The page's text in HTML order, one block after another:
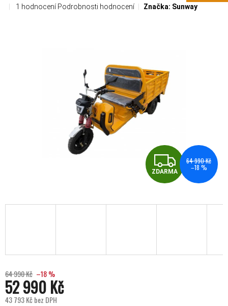
Průměrné hodnocení produktu je 5,0 z 5 hvězdiček.
1 hodnocení Podrobnosti hodnocení Značka: Sunway
ZDARMA
64 990 Kč
–18 %
64 990 Kč –18 %
52 990 Kč
43 793 Kč bez DPH